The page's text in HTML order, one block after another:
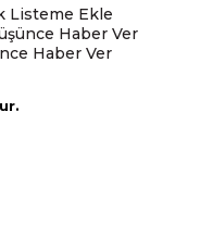
Listeme Ekle
Haber Ver
Haber Ver